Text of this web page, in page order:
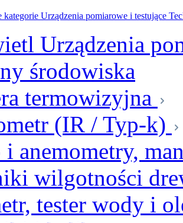
kategorie Urządzenia pomiarowe i testujące
Urządzenia
środowiska
termowizyjna
(IR / Typ-k)
anemometry,
wilgotności
tester wody i